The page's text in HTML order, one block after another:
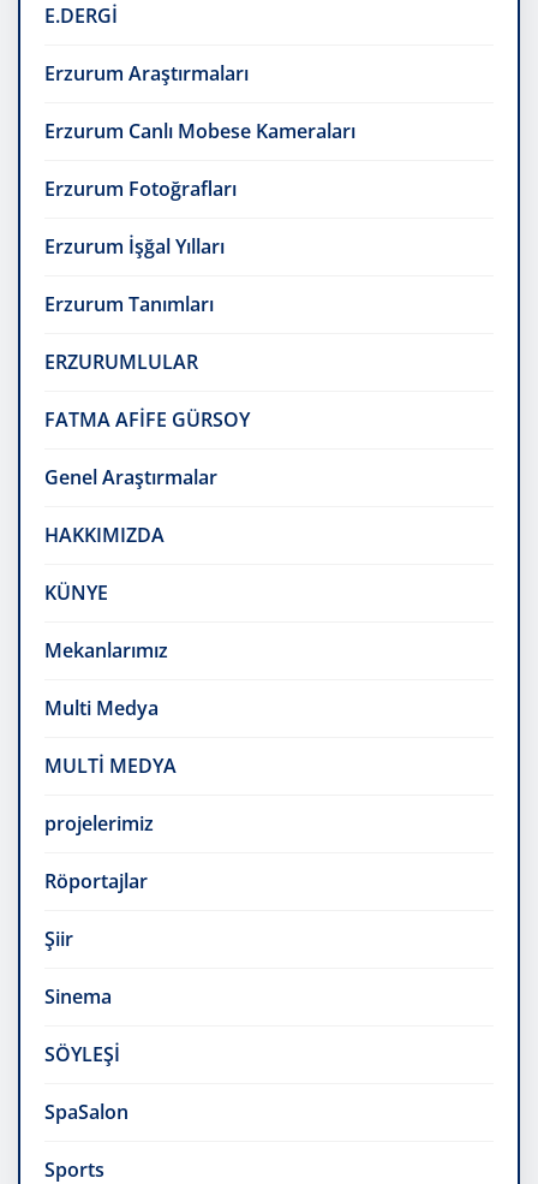
E.DERGİ
Erzurum Araştırmaları
Erzurum Canlı Mobese Kameraları
Erzurum Fotoğrafları
Erzurum İşğal Yılları
Erzurum Tanımları
ERZURUMLULAR
FATMA AFİFE GÜRSOY
Genel Araştırmalar
HAKKIMIZDA
KÜNYE
Mekanlarımız
Multi Medya
MULTİ MEDYA
projelerimiz
Röportajlar
Şiir
Sinema
SÖYLEŞİ
SpaSalon
Sports